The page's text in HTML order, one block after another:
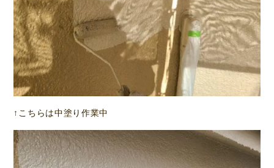
↑こちらは中塗り作業中